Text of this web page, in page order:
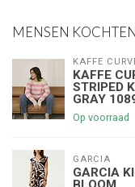
MENSEN
KAFFE
KAFFE
STRIPED
GRAY
Op voorraad
GARCIA
GARCIA